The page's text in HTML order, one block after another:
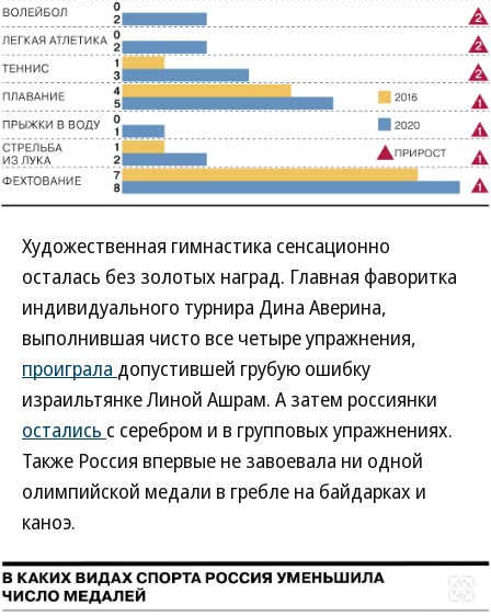
Художественная гимнастика сенсационно
осталась без золотых наград. Главная фаворитка
индивидуального турнира Дина Аверина,
выполнившая чисто все четыре упражнения,
проиграла допустившей грубую ошибку
израильтянке Линой Ашрам. А затем россиянки
остались с серебром и в групповых упражнениях.
Также Россия впервые не завоевала ни одной
олимпийской медали в гребле на байдарках и
каноэ.